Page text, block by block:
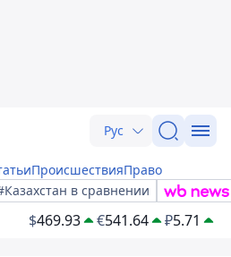
Рус
ПроисшествияПраво
в сравнении
$469.93 €541.64 ₽5.71